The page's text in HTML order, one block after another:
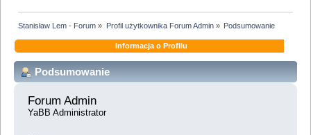
Stanisław Lem - Forum » Profil użytkownika Forum Admin» Podsumowanie
Informacja o Profilu
Podsumowanie
Forum Admin
YaBB Administrator